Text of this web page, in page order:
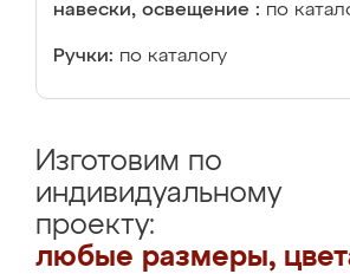
навески, освещение : по
Ручки: по каталогу
Изготовим по
индивидуальному
проекту:
любые размеры,